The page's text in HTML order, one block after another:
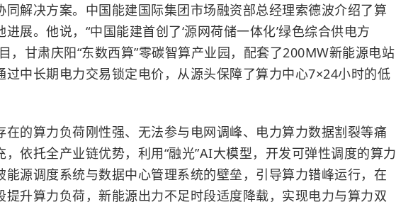
同解决方案。中国能建国际集团市场融资部总经理索德波介绍了算
进展。他说，“中国能建首创了‘源网荷储一体化’绿色综合供电方
，甘肃庆阳“东数西算”零碳智算产业园，配套了200MW新能源电站
过中长期电力交易锁定电价，从源头保障了算力中心7×24小时的低
在的算力负荷刚性强、无法参与电网调峰、电力算力数据割裂等痛
，依托全产业链优势，利用“融光”AI大模型，开发可弹性调度的算力
能源调度系统与数据中心管理系统的壁垒，引导算力错峰运行，在
提升算力负荷，新能源出力不足时段适度降载，实现电力与算力双